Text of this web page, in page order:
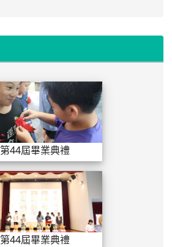
第44屆畢業典禮
第44屆畢業典禮
第44屆畢業典禮